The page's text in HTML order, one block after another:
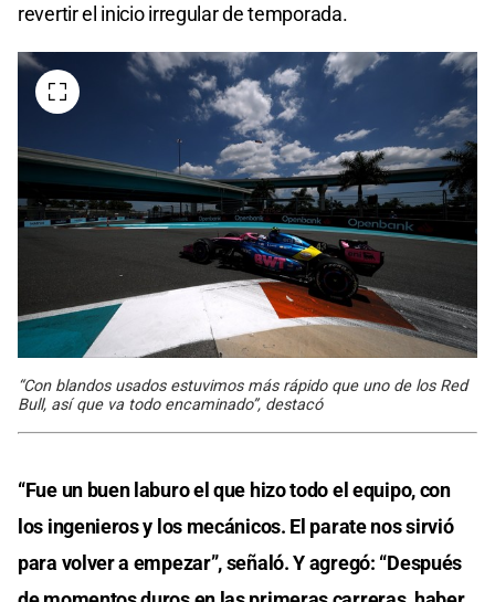
revertir el inicio irregular de temporada.
“Con blandos usados estuvimos más rápido que uno de los Red
Bull, así que va todo encaminado”, destacó
“Fue un buen laburo el que hizo todo el equipo, con
los ingenieros y los mecánicos. El parate nos sirvió
para volver a empezar”, señaló. Y agregó: “Después